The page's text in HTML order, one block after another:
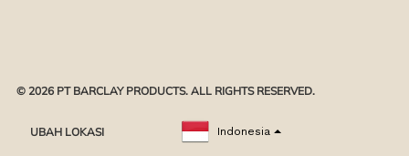
© 2026 PT BARCLAY PRODUCTS. ALL RIGHTS RESERVED.
UBAH LOKASI Indonesia